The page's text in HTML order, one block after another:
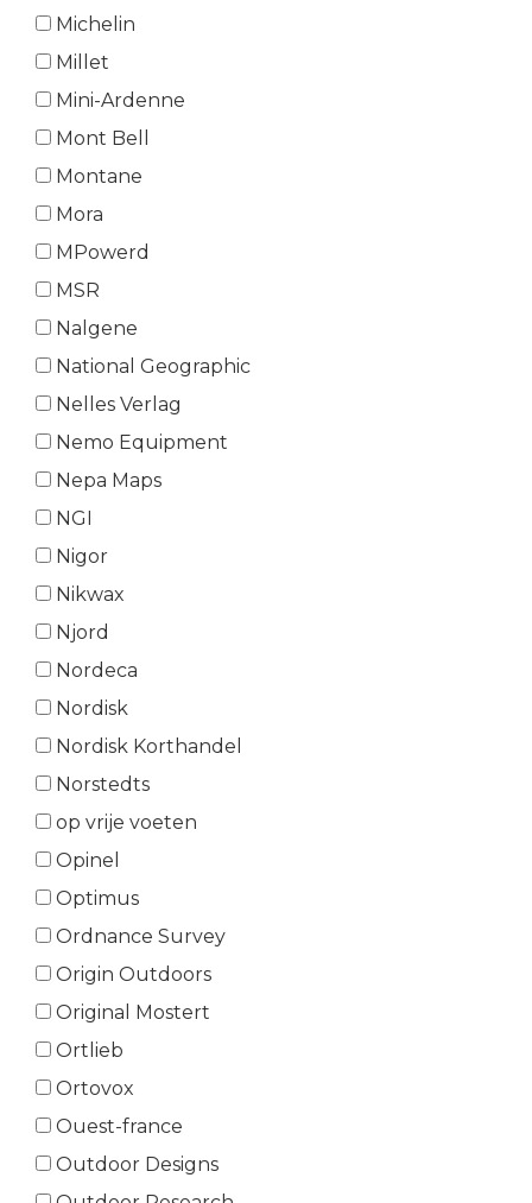
Michelin
Millet
Mini-Ardenne
Mont Bell
Montane
Mora
MPowerd
MSR
Nalgene
National Geographic
Nelles Verlag
Nemo Equipment
Nepa Maps
NGI
Nigor
Nikwax
Njord
Nordeca
Nordisk
Nordisk Korthandel
Norstedts
op vrije voeten
Opinel
Optimus
Ordnance Survey
Origin Outdoors
Original Mostert
Ortlieb
Ortovox
Ouest-france
Outdoor Designs